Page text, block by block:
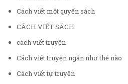
Cách viết một quyển sách
CÁCH VIẾT SÁCH
cách viết truyện
Cách viết truyện ngắn như thế nào
Cách viết tự truyện